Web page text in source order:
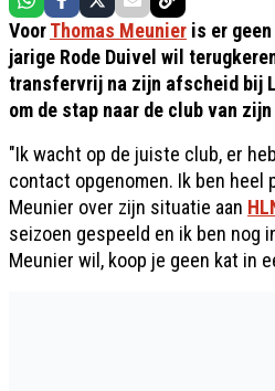
VoorThomas Meunier is er
jarige Rode Duivel wil
transfervrij na zijn afscheid bij
om de stap naar de club van
"Ik wacht op de juiste club, er
contact opgenomen. Ik ben heel
Meunier over zijn situatie aan
seizoen gespeeld en ik ben nog
Meunier wil, koop je geen kat in